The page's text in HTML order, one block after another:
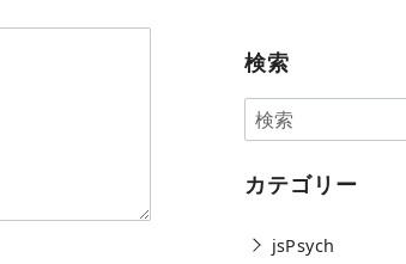
検索
カテゴリー
jsPsych